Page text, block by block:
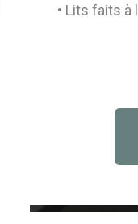
• Lits faits à